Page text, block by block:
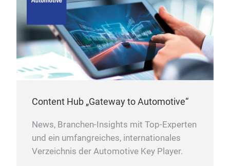
Content Hub „Gateway to Automotive“
News, Branchen-Insights mit Top-Experten
und ein umfangreiches, internationales
Verzeichnis der Automotive Key Player.